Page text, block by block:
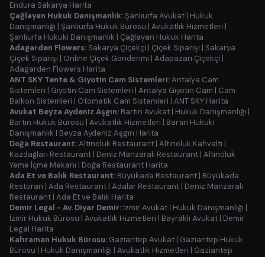
Endura Sakarya Harita
Çağlayan Hukuk Danışmanlık:Şanlıurfa Avukat | Hukuk
Danışmanlığı | Şanlıurfa Hukuk Bürosu | Avukatlık Hizmetleri |
Şanlıurfa Hukuki Danışmanlık | Çağlayan Hukuk Harita
Adagarden Flowers: Sakarya Çiçekçi | Çiçek Siparişi | Sakarya
Çiçek Siparişi | Online Çiçek Gönderimi | Adapazarı Çiçekçi |
Adagarden Flowers Harita
ANT SKY Tente & Giyotin Cam Sistemleri:Antalya Cam
Sistemleri | Giyotin Cam Sistemleri | Antalya Giyotin Cam | Cam
Balkon Sistemleri | Otomatik Cam Sistemleri | ANT SKY Harita
Avukat Beyza Aydeniz Aşgın: Bartın Avukat | Hukuk Danışmanlığı |
Bartın Hukuk Bürosu | Avukatlık Hizmetleri | Bartın Hukuki
Danışmanlık | Beyza Aydeniz Aşgın Harita
Doğa Restaurant:Altınoluk Restaurant | Altınoluk Kahvaltı |
Kazdağları Restaurant | Deniz Manzaralı Restaurant | Altınoluk
Yeme İçme Mekanı | Doğa Restaurant Harita
Ada Et ve Balık Restaurant: Büyükada Restaurant | Büyükada
Restoran | Ada Restaurant | Adalar Restaurant | Deniz Manzaralı
Restaurant | Ada Et ve Balık Harita
Demir Legal - Av. Diyar Demir: İzmir Avukat | Hukuk Danışmanlığı |
İzmir Hukuk Bürosu | Avukatlık Hizmetleri | Bayraklı Avukat | Demir
Legal Harita
Kahraman Hukuk Bürosu: Gaziantep Avukat | Gaziantep Hukuk
Bürosu | Hukuk Danışmanlığı | Avukatlık Hizmetleri | Gaziantep